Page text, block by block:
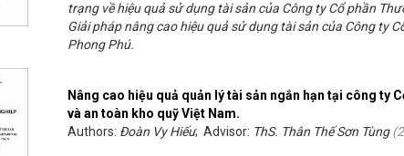
trạng về hiệu quả sử dụng tài sản của Công ty Cổ phần
Giải pháp nâng cao hiệu quả sử dụng tài sản của Công ty
Phong Phú.
Nâng cao hiệu quả quản lý tài sản ngắn hạn tại công ty
và an toàn kho quỹ Việt Nam.
Authors: Đoàn Vy Hiếu; Advisor: ThS. Thân Thế Sơn Tùng(